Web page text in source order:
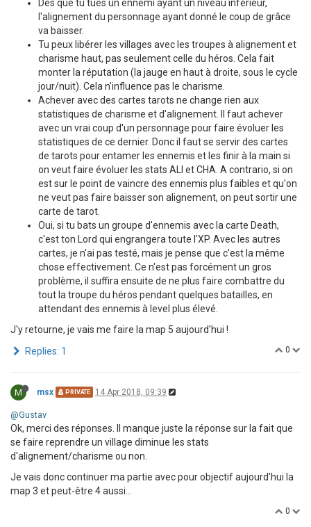
Dès que tu tues un ennemi ayant un niveau inférieur,
l'alignement du personnage ayant donné le coup de grâce
va baisser.
Tu peux libérer les villages avec les troupes à alignement et
charisme haut, pas seulement celle du héros. Cela fait
monter la réputation (la jauge en haut à droite, sous le cycle
jour/nuit). Cela n'influence pas le charisme.
Achever avec des cartes tarots ne change rien aux
statistiques de charisme et d'alignement. Il faut achever
avec un vrai coup d'un personnage pour faire évoluer les
statistiques de ce dernier. Donc il faut se servir des cartes
de tarots pour entamer les ennemis et les finir à la main si
on veut faire évoluer les stats ALI et CHA. A contrario, si on
est sur le point de vaincre des ennemis plus faibles et qu'on
ne veut pas faire baisser son alignement, on peut sortir une
carte de tarot.
Oui, si tu bats un groupe d'ennemis avec la carte Death,
c'est ton Lord qui engrangera toute l'XP. Avec les autres
cartes, je n'ai pas testé, mais je pense que c'est la même
chose effectivement. Ce n'est pas forcément un gros
problème, il suffira ensuite de ne plus faire combattre du
tout la troupe du héros pendant quelques batailles, en
attendant des ennemis à level plus élevé.
J'y retourne, je vais me faire la map 5 aujourd'hui !
0
Replies: 1
M msx PRIVATE 14 Apr 2018, 09:39
@Gustav
Ok, merci des réponses. Il manque juste la réponse sur la fait que
se faire reprendre un village diminue les stats
d'alignement/charisme ou non.
Je vais donc continuer ma partie avec pour objectif aujourd'hui la
map 3 et peut-être 4 aussi...
0